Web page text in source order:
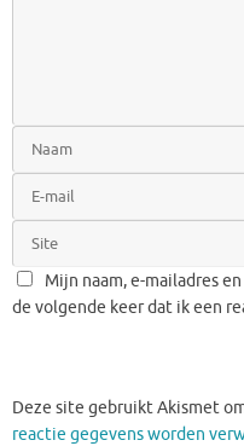
Mijn naam, e-mailadres
de volgende keer dat ik een
Deze site gebruikt Akismet
reactie gegevens worden